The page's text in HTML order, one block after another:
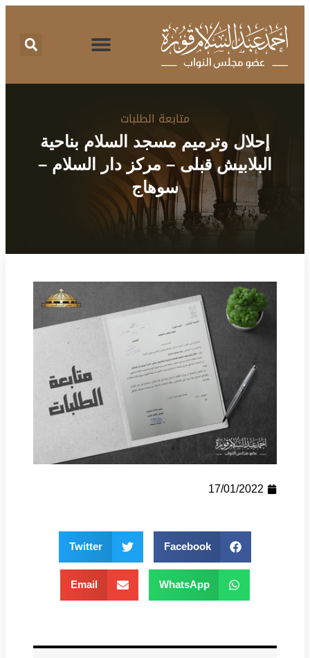
متابعة الطلبات
إحلال وترميم مسجد السلام بناحية
البلابيش قبلى – مركز دار السلام –
سوهاج
17/01/2022
Facebook
Twitter
WhatsApp
Email